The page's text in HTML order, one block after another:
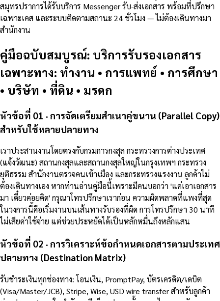
สมุทรปราการได้รับบริการ Messenger รับ-ส่งเอกสาร พร้อมที่ปรึกษา
เฉพาะเคส และระบบติดตามสถานะ 24 ชั่วโมง — ไม่ต้องเดินทางมา
สำนักงาน
คู่มือฉบับสมบูรณ์: บริการรับรองเอกสาร
เฉพาะทาง: ทำงาน • การแพทย์ • การศึกษา
• บริษัท • ที่ดิน • มรดก
หัวข้อที่ 01 · การจัดเตรียมสำเนาคู่ขนาน (Parallel Copy)
สำหรับใช้หลายปลายทาง
เราประสานงานโดยตรงกับกรมการกงสุล กระทรวงการต่างประเทศ
(แจ้งวัฒนะ) สถานกงสุลและสถานกงสุลใหญ่ในกรุงเทพฯ กระทรวง
ยุติธรรม สำนักงานตรวจคนเข้าเมือง และกระทรวงแรงงาน ลูกค้าไม่
ต้องเดินทางเอง หากท่านอ่านคู่มือนี้เพราะมีคนบอกว่า 'แค่เอาเอกสาร
มา เดี๋ยวค่อยคิด' กรุณาโทรปรึกษาเราก่อน ความผิดพลาดที่แพงที่สุด
ในวงการนี้คือเริ่มงานบนเส้นทางรับรองที่ผิด การโทรปรึกษา 30 นาที
ไม่เสียค่าใช้จ่าย แต่ช่วยประหยัดได้เป็นหลักหมื่นถึงหลักแสน
หัวข้อที่ 02 · การวิเคราะห์ข้อกำหนดเอกสารตามประเทศ
ปลายทาง (Destination Matrix)
รับชำระเงินทุกช่องทาง: โอนเงิน, PromptPay, บัตรเครดิต/เดบิต
(Visa/Master/JCB), Stripe, Wise, USD wire transfer สำหรับลูกค้า